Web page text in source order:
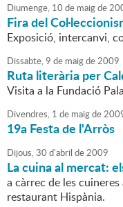
Diumenge, 10 de maigde
Fira del
Exposició, intercanvi,
Dissabte,9 de maigde2009
Ruta literària per
Visita a la Fundació
Divendres, 1 de maigde
19a Festa de l'Arròs
Dijous,30 d'abril de2009
La cuina al mercat:
a càrrec de les
restaurant Hispània.